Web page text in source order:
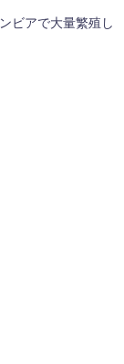
ビアで大量繁殖し